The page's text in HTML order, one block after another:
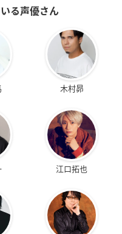
る声優さん
木村昴
江口拓也